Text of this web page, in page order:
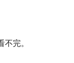
完。